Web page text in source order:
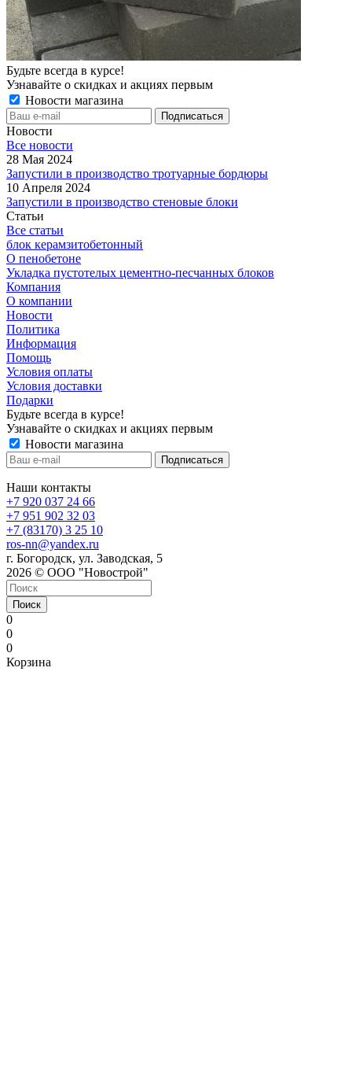
Будьте всегда в курсе!
Узнавайте о скидках и акциях первым
Новости магазина
Новости
Все новости
28 Мая 2024
Запустили в производство тротуарные бордюры
10 Апреля 2024
Запустили в производство стеновые блоки
Статьи
Все статьи
блок керамзитобетонный
О пенобетоне
Укладка пустотелых цементно-песчанных блоков
Компания
О компании
Новости
Политика
Информация
Помощь
Условия оплаты
Условия доставки
Подарки
Будьте всегда в курсе!
Узнавайте о скидках и акциях первым
Новости магазина
Наши контакты
+7 920 037 24 66
+7 951 902 32 03
+7 (83170) 3 25 10
ros-nn@yandex.ru
г. Богородск, ул. Заводская, 5
2026 © ООО "Новострой"
Поиск
0
0
0
Корзина